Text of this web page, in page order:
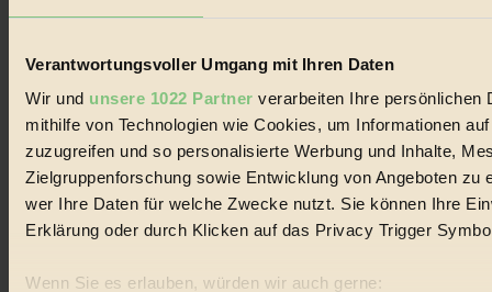
Verantwortungsvoller Umgang mit Ihren Daten
Wir und unsere 1022 Partner verarbeiten Ihre persönlichen
mithilfe von Technologien wie Cookies, um Informationen
zuzugreifen und so personalisierte Werbung und Inhalte,
Zielgruppenforschung sowie Entwicklung von Angeboten zu
wer Ihre Daten für welche Zwecke nutzt. Sie können Ihre
Erklärung oder durch Klicken auf das Privacy Trigger
Wenn Sie es erlauben, würden wir auch gerne:
Landwirtschaft
Design